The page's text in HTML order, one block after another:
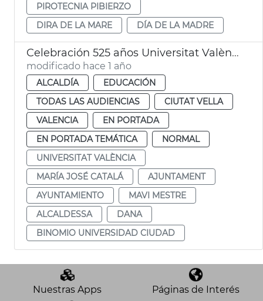
PIROTECNIA PIBIERZO
DIRA DE LA MARE
DÍA DE LA MADRE
Celebración 525 años Universitat València
modificado hace 1 año
ALCALDÍA
EDUCACIÓN
TODAS LAS AUDIENCIAS
CIUTAT VELLA
VALENCIA
EN PORTADA
EN PORTADA TEMÁTICA
NORMAL
UNIVERSITAT VALÈNCIA
MARÍA JOSÉ CATALÁ
AJUNTAMENT
AYUNTAMIENTO
MAVI MESTRE
ALCALDESSA
DANA
BINOMIO UNIVERSIDAD CIUDAD
Nuestras Apps Páginas de Interés